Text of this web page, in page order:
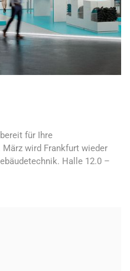
für Ihre
wird Frankfurt wieder
Halle 12.0 –